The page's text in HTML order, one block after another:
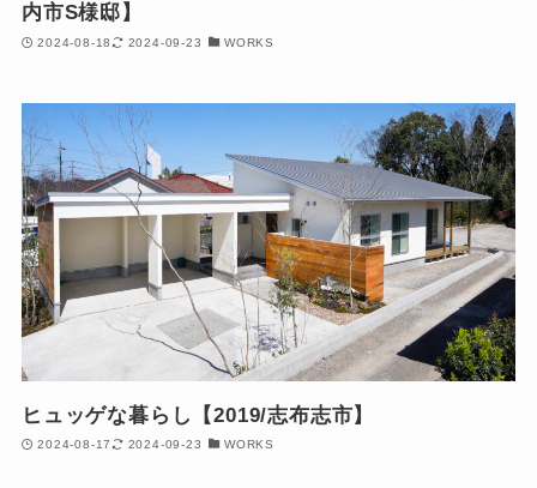
内市S様邸】
2024-08-18 2024-09-23 WORKS
ヒュッゲな暮らし【2019/志布志市】
2024-08-17 2024-09-23 WORKS